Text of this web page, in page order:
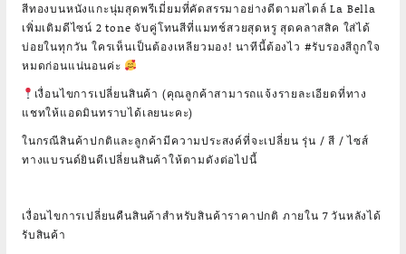
สีทองบนหนังแกะนุ่มสุดพรีเมี่ยมที่คัดสรรมาอย่างดีตามสไตล์ La Bella
เพิ่มเติมดีไซน์ 2 tone จับคู่โทนสีที่แมทช์สวยสุดหรู สุดคลาสสิค ใส่ได้
บ่อยในทุกวัน ใครเห็นเป็นต้องเหลียวมอง! นาทีนี้ต้องไว #รับรองสีถูกใจ
หมดก่อนแน่นอนค่ะ
เงื่อนไขการเปลี่ยนสินค้า (คุณลูกค้าสามารถแจ้งรายละเอียดที่ทาง
แชทให้แอดมินทราบได้เลยนะคะ)
ในกรณีสินค้าปกติและลูกค้ามีความประสงค์ที่จะเปลี่ยน รุ่น / สี / ไซส์
ทางแบรนด์ยินดีเปลี่ยนสินค้าให้ตามดังต่อไปนี้
เงื่อนไขการเปลี่ยนคืนสินค้าสำหรับสินค้าราคาปกติ ภายใน 7 วันหลังได้
รับสินค้า